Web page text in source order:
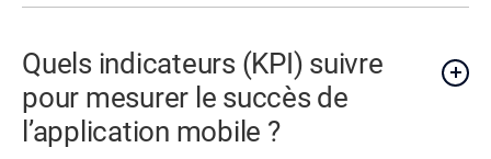
Quels indicateurs (KPI) suivre
pour mesurer le succès de
l’application mobile ?